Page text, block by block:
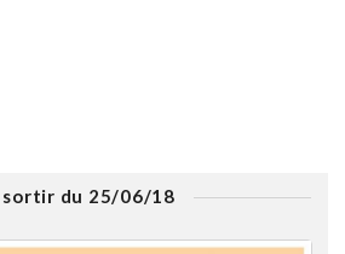
sortir du 25/06/18